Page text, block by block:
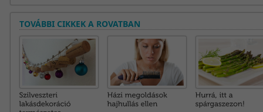
TOVÁBBI CIKKEK A ROVATBAN